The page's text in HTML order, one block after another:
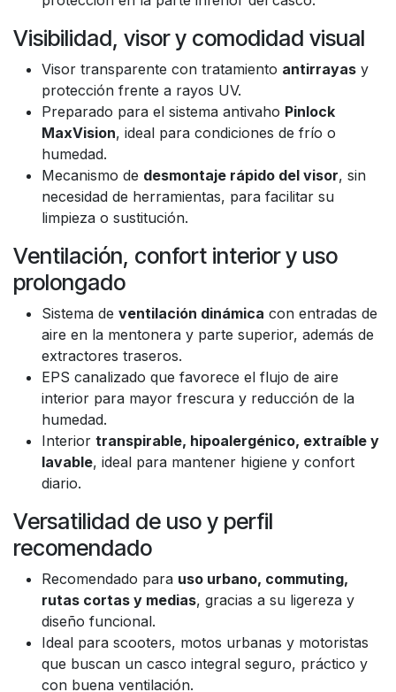
Visibilidad, visor y comodidad visual
Visor transparente con tratamiento antirrayas y
protección frente a rayos UV.
Preparado para el sistema antivaho Pinlock
MaxVision, ideal para condiciones de frío o
humedad.
Mecanismo de desmontaje rápido del visor, sin
necesidad de herramientas, para facilitar su
limpieza o sustitución.
Ventilación, confort interior y uso
prolongado
Sistema de ventilación dinámica con entradas de
aire en la mentonera y parte superior, además de
extractores traseros.
EPS canalizado que favorece el flujo de aire
interior para mayor frescura y reducción de la
humedad.
Interior transpirable, hipoalergénico, extraíble y
lavable, ideal para mantener higiene y confort
diario.
Versatilidad de uso y perfil
recomendado
Recomendado para uso urbano, commuting,
rutas cortas y medias, gracias a su ligereza y
diseño funcional.
Ideal para scooters, motos urbanas y motoristas
que buscan un casco integral seguro, práctico y
con buena ventilación.